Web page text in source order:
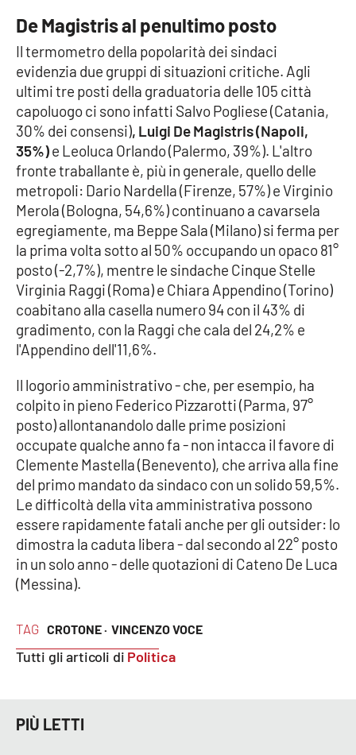
STREAMING
LaC TV
LaC Network
LaC OnAir
EDIZIONI
LOCALI
Catanzaro
Crotone
Vibo Valentia
Reggio Calabria
Cosenza
Lamezia Terme
PROGETTI
SPECIALI
Buona Sanità Calabria
LA
CALABRIAVISIONE
Destinazioni
TAG CROTONE · VINCENZO VOCE
Tutti gli articoli di Politica
De Magistris al penultimo posto
Il termometro della popolarità dei sindaci
evidenzia due gruppi di situazioni critiche. Agli
ultimi tre posti della graduatoria delle 105 città
capoluogo ci sono infatti Salvo Pogliese (Catania,
30% dei consensi), Luigi De Magistris (Napoli,
35%)e Leoluca Orlando (Palermo, 39%). L'altro
fronte traballante è, più in generale, quello delle
metropoli: Dario Nardella (Firenze, 57%) e Virginio
Merola (Bologna, 54,6%) continuano a cavarsela
egregiamente, ma Beppe Sala (Milano) si ferma per
la prima volta sotto al 50% occupando un opaco 81°
posto (-2,7%), mentre le sindache Cinque Stelle
Virginia Raggi (Roma) e Chiara Appendino (Torino)
coabitano alla casella numero 94 con il 43% di
gradimento, con la Raggi che cala del 24,2% e
l'Appendino dell'11,6%.
Il logorio amministrativo - che, per esempio, ha
colpito in pieno Federico Pizzarotti (Parma, 97°
posto) allontanandolo dalle prime posizioni
occupate qualche anno fa - non intacca il favore di
Clemente Mastella (Benevento), che arriva alla fine
del primo mandato da sindaco con un solido 59,5%.
Le difficoltà della vita amministrativa possono
essere rapidamente fatali anche per gli outsider: lo
dimostra la caduta libera - dal secondo al 22° posto
in un solo anno - delle quotazioni di Cateno De Luca
(Messina).
PIÙ LETTI